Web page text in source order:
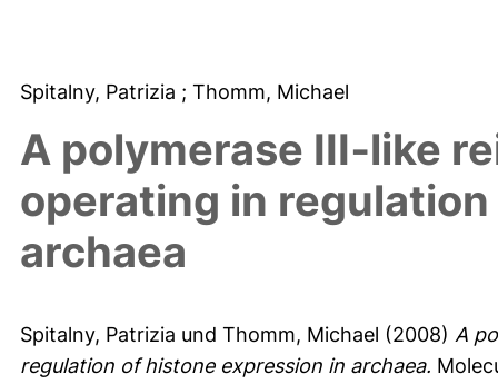
Spitalny, Patrizia ; Thomm, Michael
A polymerase III‐like
operating in
archaea
Spitalny, Patrizia und Thomm, Michael (2008) A
regulation of histone expression in archaea.